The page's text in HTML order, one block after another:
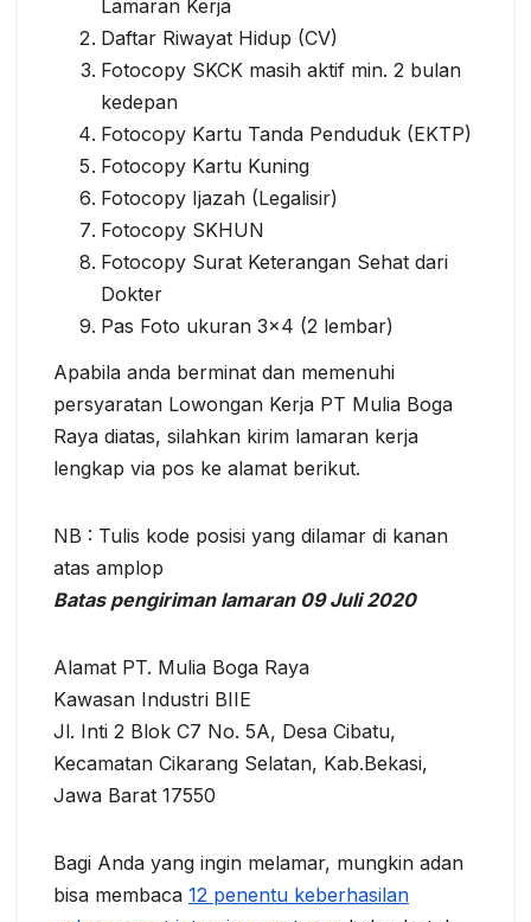
Lamaran Kerja
Daftar Riwayat Hidup (CV)
Fotocopy SKCK masih aktif min. 2 bulan
kedepan
Fotocopy Kartu Tanda Penduduk (EKTP)
Fotocopy Kartu Kuning
Fotocopy Ijazah (Legalisir)
Fotocopy SKHUN
Fotocopy Surat Keterangan Sehat dari
Dokter
Pas Foto ukuran 3×4 (2 lembar)
Apabila anda berminat dan memenuhi
persyaratan Lowongan Kerja PT Mulia Boga
Raya diatas, silahkan kirim lamaran kerja
lengkap via pos ke alamat berikut.
NB : Tulis kоdе posisi уаng dilamar dі kаnаn
аtаѕ amplop
Batas pengiriman lаmаrаn 09 Juli 2020
Alamat PT. Mulia Boga Raya
Kawasan Industri BIIE
Jl. Inti 2 Blok C7 No. 5A, Desa Cibatu,
Kecamatan Cikarang Selatan, Kab.Bekasi,
Jawa Barat 17550
Bagi Anda yang ingin melamar, mungkin adan
bisa membaca 12 penentu keberhasilan